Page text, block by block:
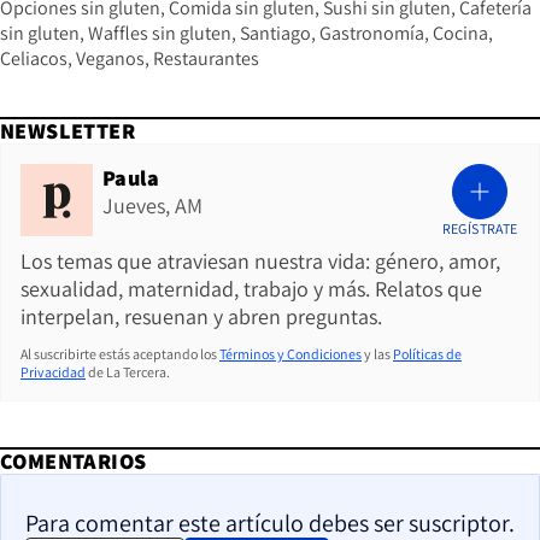
Opciones sin gluten Comida sin gluten Sushi sin gluten Cafetería
sin gluten Waffles sin gluten Santiago Gastronomía Cocina
Celiacos Veganos Restaurantes
NEWSLETTER
Paula
Jueves, AM
Los temas que atraviesan nuestra vida: género, amor,
sexualidad, maternidad, trabajo y más. Relatos que
interpelan, resuenan y abren preguntas.
REGÍSTRATE
Al suscribirte estás aceptando losTérminos y Condicionesy las Políticas de
Privacidad de La Tercera.
COMENTARIOS
Para comentar este artículo debes ser suscriptor.